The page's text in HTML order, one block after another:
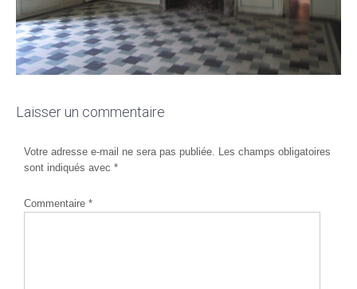
Laisser un commentaire
Votre adresse e-mail ne sera pas publiée. Les champs obligatoires
sont indiqués avec *
Commentaire *